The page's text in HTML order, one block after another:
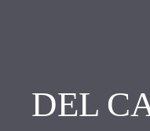
DEL